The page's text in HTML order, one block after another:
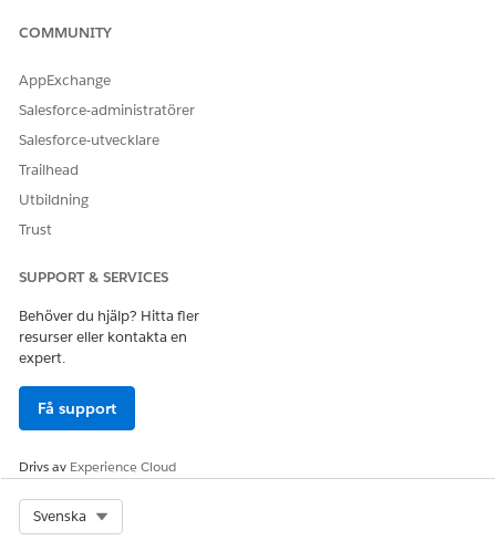
COMMUNITY
AppExchange
Salesforce-administratörer
Salesforce-utvecklare
Trailhead
Utbildning
Trust
SUPPORT & SERVICES
Behöver du hjälp? Hitta fler
resurser eller kontakta en
expert.
Få support
Drivs av Experience Cloud
Svenska